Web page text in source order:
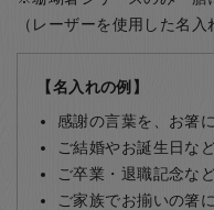
（レーザーを使用した名入
【名入れの例】
感謝の言葉を、お箸
ご結婚やお誕生日な
ご卒業・退職記念な
ご家族でお揃いの箸